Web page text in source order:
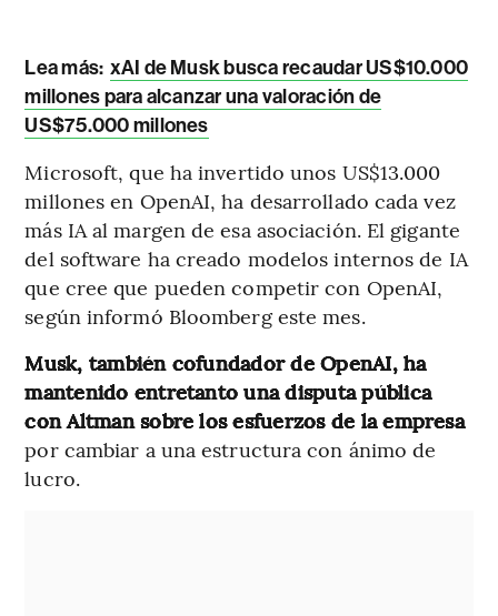
Lea más: xAI de Musk busca recaudar US$10.000
millones para alcanzar una valoración de
US$75.000 millones
Microsoft, que ha invertido unos US$13.000
millones en OpenAI, ha desarrollado cada vez
más IA al margen de esa asociación. El gigante
del software ha creado modelos internos de IA
que cree que pueden competir con OpenAI,
según informó Bloomberg este mes.
Musk, también cofundador de OpenAI, ha
mantenido entretanto una disputa pública
con Altman sobre los esfuerzos de la empresa
por cambiar a una estructura con ánimo de
lucro.